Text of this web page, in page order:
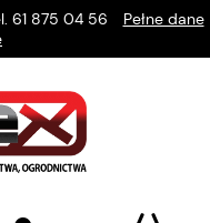
61 875 04 56
Pełne dane